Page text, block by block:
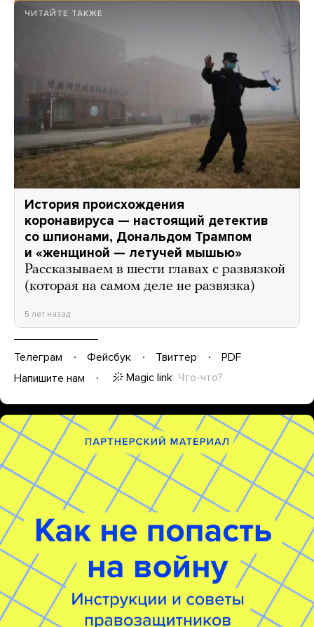
ЧИТАЙТЕ ТАКЖЕ
История происхождения
коронавируса — настоящий детектив
со шпионами, Дональдом Трампом
и «женщиной — летучей мышью»
Рассказываем в шести главах с развязкой
(которая на самом деле не развязка)
5 лет назад
Телеграм Фейсбук Твиттер
PDF
Напишите нам
Magic link Что-что?